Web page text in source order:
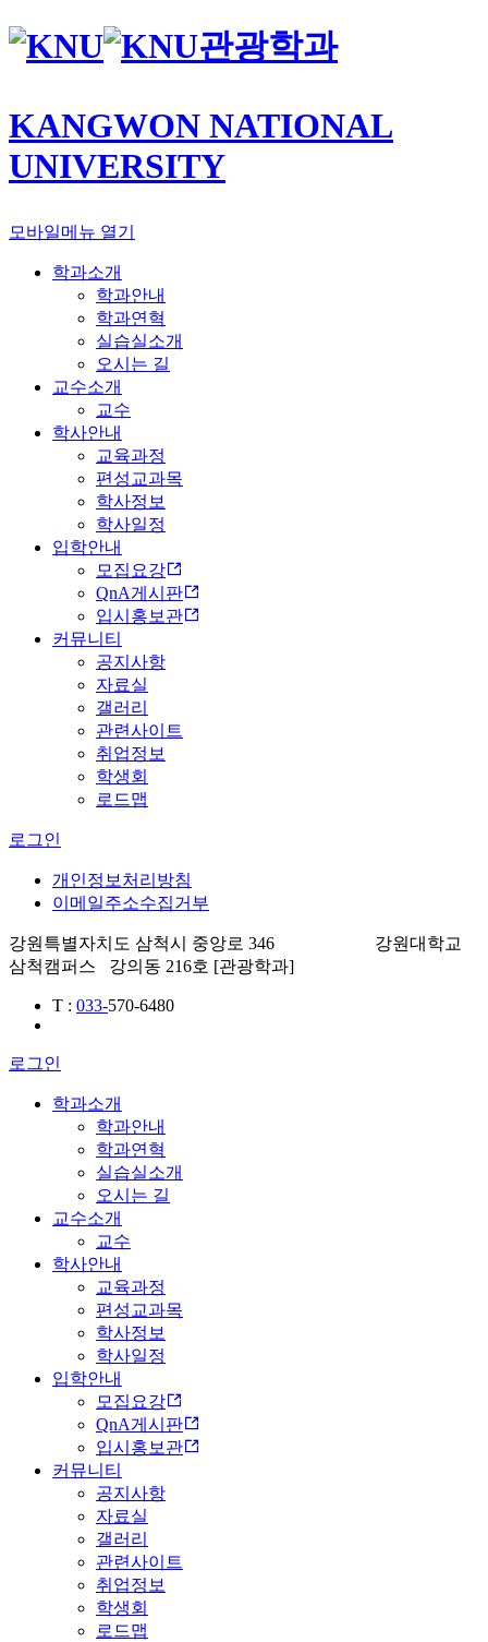
관광학과
KANGWON NATIONAL
UNIVERSITY
모바일메뉴 열기
학과소개
학과안내
학과연혁
실습실소개
오시는 길
교수소개
교수
학사안내
교육과정
편성교과목
학사정보
학사일정
입학안내
모집요강
QnA게시판
입시홍보관
커뮤니티
공지사항
자료실
갤러리
관련사이트
취업정보
학생회
로드맵
로그인
개인정보처리방침
이메일주소수집거부
강원특별자치도 삼척시 중앙로 346 강원대학교
삼척캠퍼스 강의동 216호 [관광학과]
T : 033-570-6480
로그인
학과소개
학과안내
학과연혁
실습실소개
오시는 길
교수소개
교수
학사안내
교육과정
편성교과목
학사정보
학사일정
입학안내
모집요강
QnA게시판
입시홍보관
커뮤니티
공지사항
자료실
갤러리
관련사이트
취업정보
학생회
로드맵